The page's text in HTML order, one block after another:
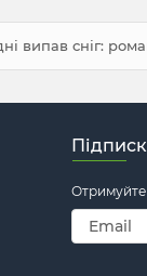
випав сніг:
Отримуйте